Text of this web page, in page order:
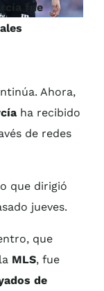
fue
Ahora,
ha recibido
de redes
que dirigió
jueves.
que
MLS, fue
de